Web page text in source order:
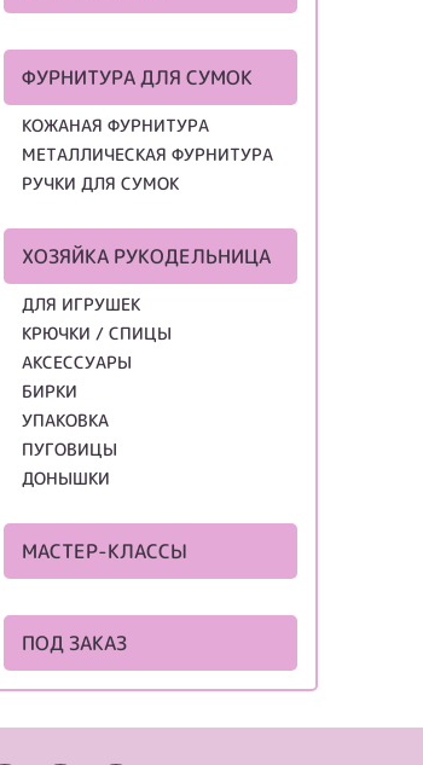
ФУРНИТУРА ДЛЯ СУМОК
КОЖАНАЯ ФУРНИТУРА
МЕТАЛЛИЧЕСКАЯ ФУРНИТУРА
РУЧКИ ДЛЯ СУМОК
ХОЗЯЙКА РУКОДЕЛЬНИЦА
ДЛЯ ИГРУШЕК
КРЮЧКИ / СПИЦЫ
АКСЕССУАРЫ
БИРКИ
УПАКОВКА
ПУГОВИЦЫ
ДОНЫШКИ
МАСТЕР-КЛАССЫ
ПОД ЗАКАЗ